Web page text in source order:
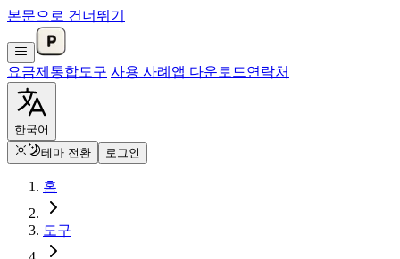
본문으로 건너뛰기
요금제 통합도구 사용 사례 앱 다운로드연락처
한국어
테마 전환
로그인
홈
도구